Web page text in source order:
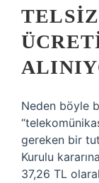
Neden böyle
gereken bir
Kurulu
37,26 TL